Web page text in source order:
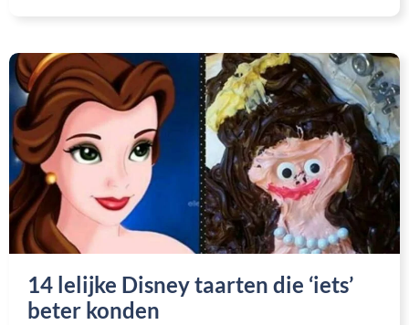
14 lelijke Disney taarten die ‘iets’
beter konden